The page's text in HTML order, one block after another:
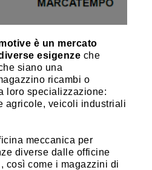
è un mercato
esigenze che
siano una
ricambi o
loro specializzazione:
agricole, veicoli industriali
meccanica per
diverse dalle officine
così come i magazzini di